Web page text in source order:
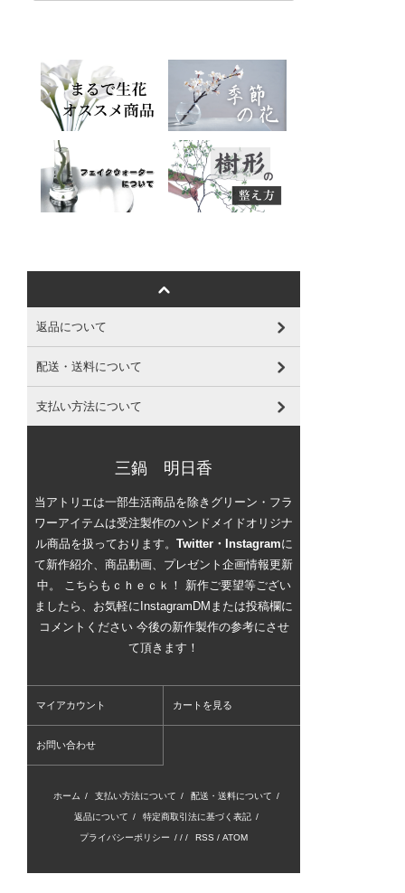
返品について
配送・送料について
支払い方法について
三鍋 明日香
当アトリエは一部生活商品を除きグリーン・フラ
ワーアイテムは受注製作のハンドメイドオリジナ
ル商品を扱っております。 Twitter・Instagramに
て新作紹介、商品動画、プレゼント企画情報更新
中。 こちらもｃｈｅｃｋ！ 新作ご要望等ござい
ましたら、お気軽にInstagramDMまたは投稿欄に
コメントください 今後の新作製作の参考にさせ
て頂きます！
マイアカウント カートを見る
お問い合わせ
ホーム / 支払い方法について / 配送・送料について /
返品について / 特定商取引法に基づく表記 /
プライバシーポリシー / / / RSS / ATOM